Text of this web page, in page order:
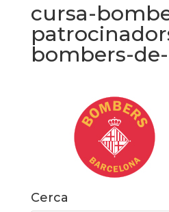
cursa-
bombers-
Cerca